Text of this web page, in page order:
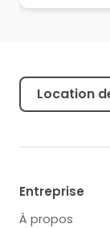
dans une
Location
Entreprise
À propos